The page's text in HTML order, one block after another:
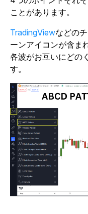
ことがあります。
TradingViewなどの
ーンアイコンが含ま
各波がお互いにどの
す。